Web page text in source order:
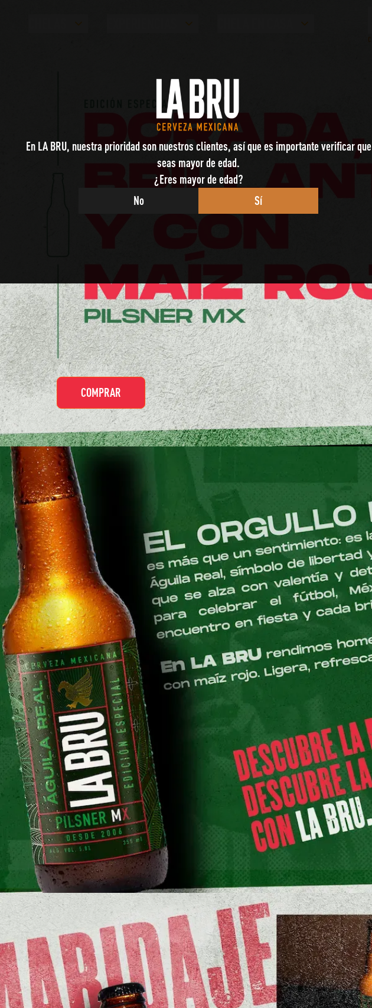
COMPRAR
En LA BRU, nuestra prioridad son nuestros clientes, así que es importante verificar que
seas mayor de edad.
¿Eres mayor de edad?
No
Sí